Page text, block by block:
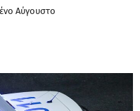
Αύγουστο